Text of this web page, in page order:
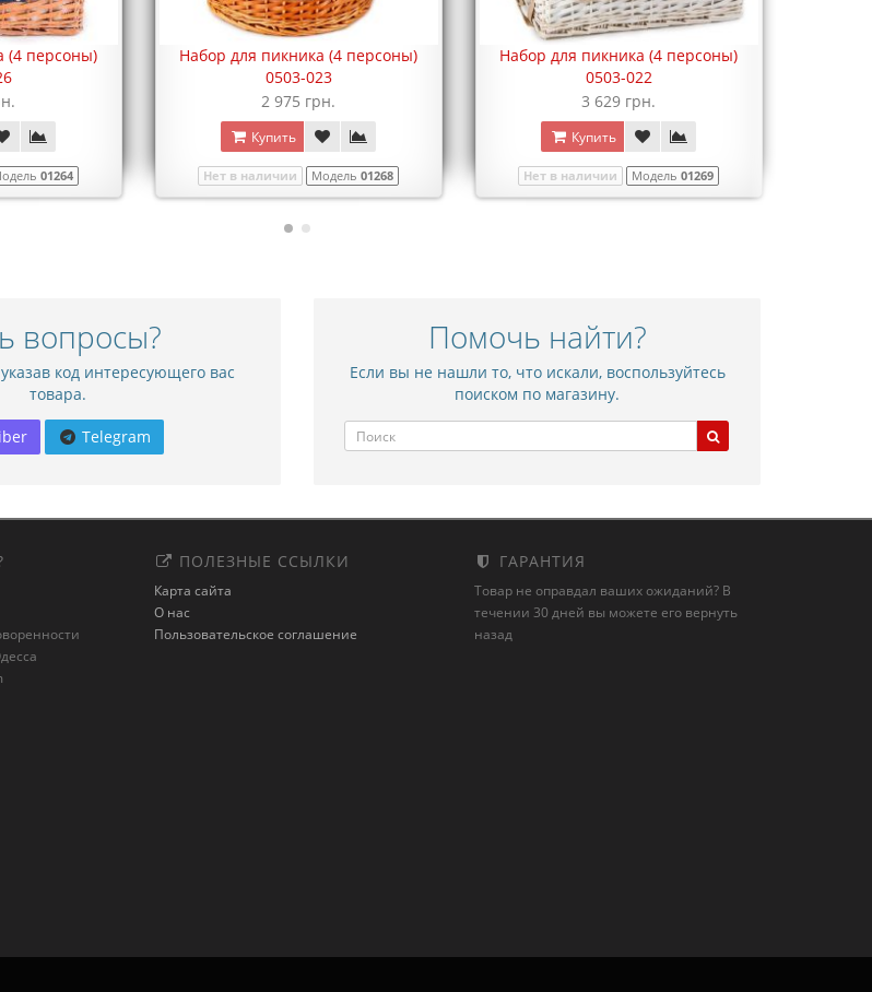
(4 персоны)
01264
Набор для пикника (4 персоны)
0503-023
2 975 грн.
Купить
Нет в наличии Модель 01268
Набор для пикника (4 персоны)
0503-022
3 629 грн.
Купить
Нет в наличии Модель 01269
вопросы?
код интересующего вас
товара.
Telegram
Помочь найти?
Если вы не нашли то, что искали, воспользуйтесь
поиском по магазину.
ПОЛЕЗНЫЕ ССЫЛКИ
Карта сайта
О нас
Пользовательское соглашение
ГАРАНТИЯ
Товар не оправдал ваших ожиданий? В
течении 30 дней вы можете его вернуть
назад